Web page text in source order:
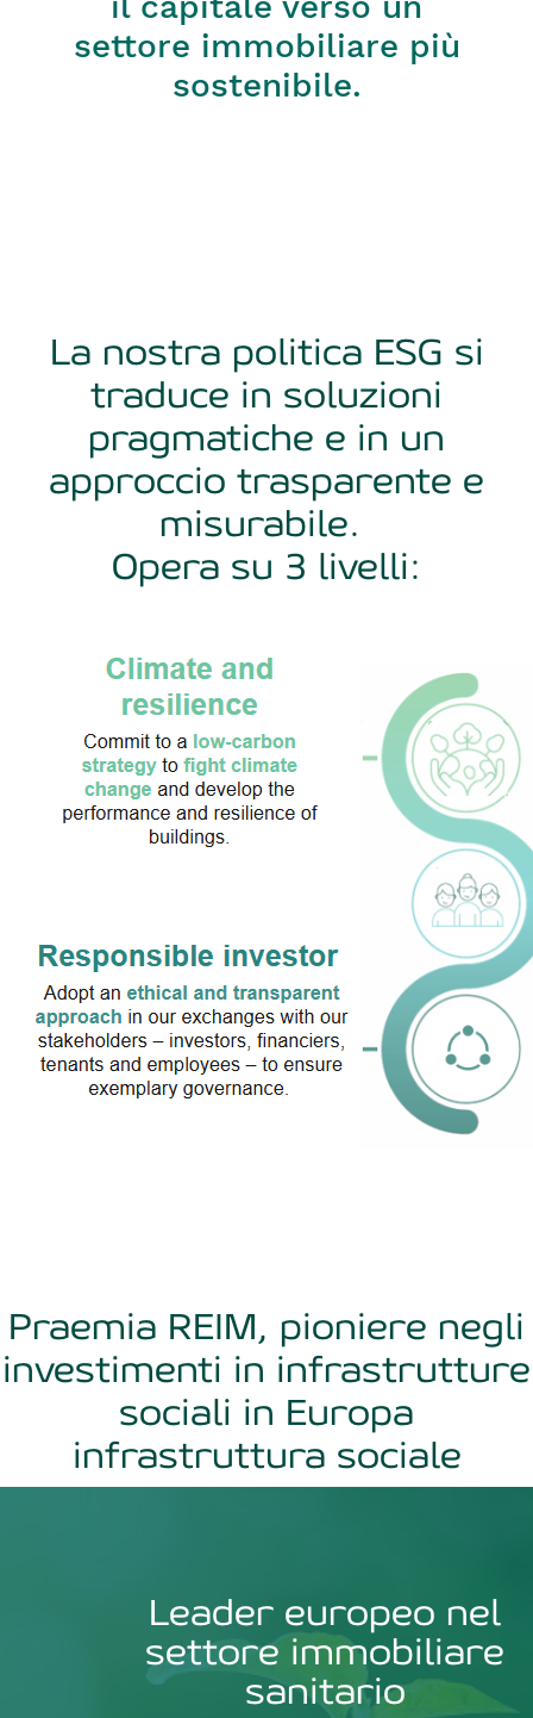
settore immobiliare più
sostenibile.
La nostra politica ESG si
traduce in soluzioni
pragmatiche e in un
approccio trasparente e
misurabile.
Opera su 3 livelli:
Praemia REIM, pioniere negli
investimenti in infrastrutture
sociali in Europa
infrastruttura sociale
Leader europeo nel
settore immobiliare
sanitario